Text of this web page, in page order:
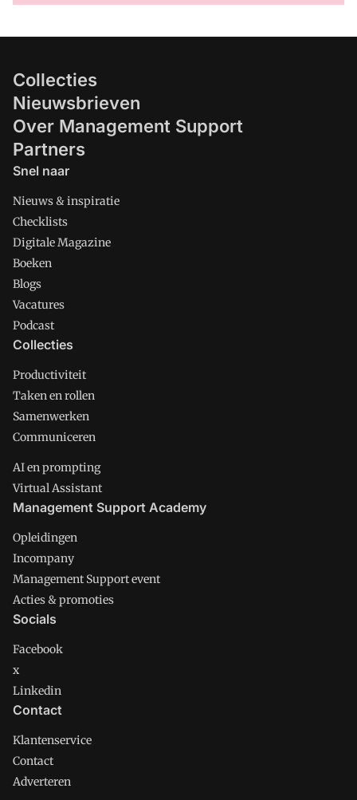
Collecties
Nieuwsbrieven
Over Management Support
Partners
Snel naar
Nieuws & inspiratie
Checklists
Digitale Magazine
Boeken
Blogs
Vacatures
Podcast
Collecties
Productiviteit
Taken en rollen
Samenwerken
Communiceren
AI en prompting
Virtual Assistant
Management Support Academy
Opleidingen
Incompany
Management Support event
Acties & promoties
Socials
Facebook
x
Linkedin
Contact
Klantenservice
Contact
Adverteren